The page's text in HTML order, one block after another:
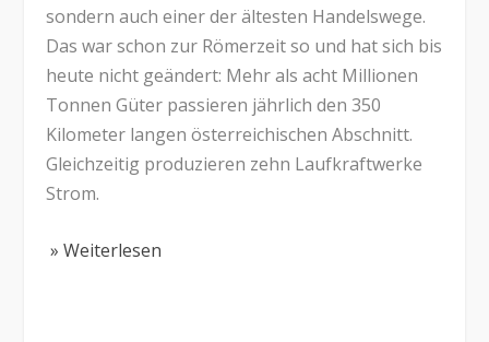
sondern auch einer der ältesten Handelswege.
Das war schon zur Römerzeit so und hat sich bis
heute nicht geändert: Mehr als acht Millionen
Tonnen Güter passieren jährlich den 350
Kilometer langen österreichischen Abschnitt.
Gleichzeitig produzieren zehn Laufkraftwerke
Strom.
» Weiterlesen